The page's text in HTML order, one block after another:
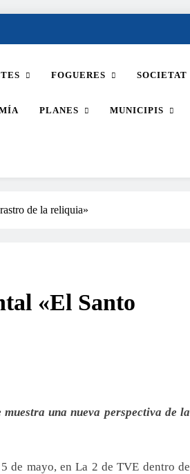
FOGUERES SOCIETAT
PLANES MUNICIPIS
de la reliquia»
«El Santo
una nueva perspectiva de la
de mayo, en La 2 de TVE dentro de